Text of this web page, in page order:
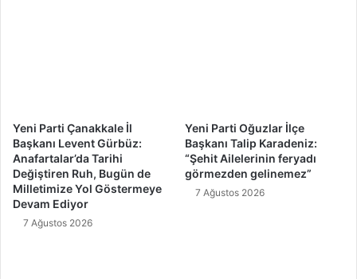
Yeni Parti Çanakkale İl
Başkanı Levent Gürbüz:
Anafartalar’da Tarihi
Değiştiren Ruh, Bugün de
Milletimize Yol Göstermeye
Devam Ediyor
7 Ağustos 2026
Yeni Parti Oğuzlar İlçe
Başkanı Talip Karadeniz:
“Şehit Ailelerinin feryadı
görmezden gelinemez”
7 Ağustos 2026